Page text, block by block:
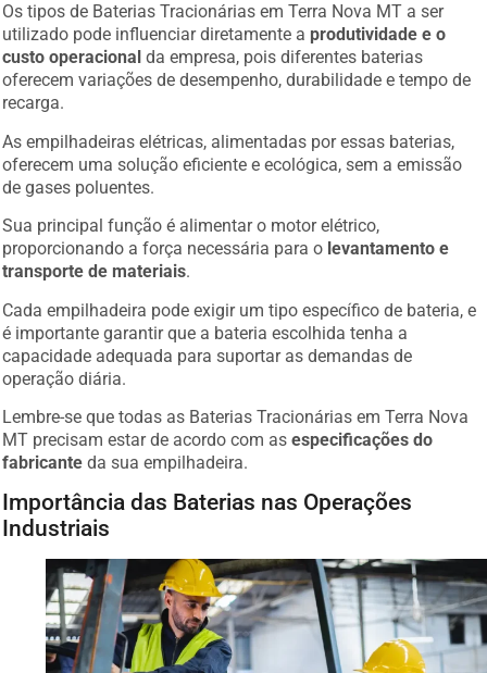
Os tipos de Baterias Tracionárias em Terra Nova MT a ser
utilizado pode influenciar diretamente a produtividade e o
custo operacional da empresa, pois diferentes baterias
oferecem variações de desempenho, durabilidade e tempo de
recarga.
As empilhadeiras elétricas, alimentadas por essas baterias,
oferecem uma solução eficiente e ecológica, sem a emissão
de gases poluentes.
Sua principal função é alimentar o motor elétrico,
proporcionando a força necessária para o levantamento e
transporte de materiais.
Cada empilhadeira pode exigir um tipo específico de bateria, e
é importante garantir que a bateria escolhida tenha a
capacidade adequada para suportar as demandas de
operação diária.
Lembre-se que todas as Baterias Tracionárias em Terra Nova
MT precisam estar de acordo com as especificações do
fabricante da sua empilhadeira.
Importância das Baterias nas Operações
Industriais